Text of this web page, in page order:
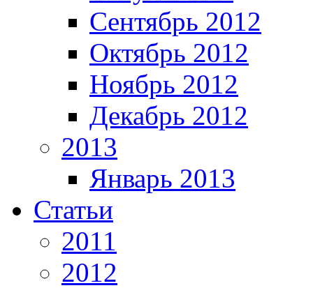
Сентябрь 2012
Октябрь 2012
Ноябрь 2012
Декабрь 2012
2013
Январь 2013
Статьи
2011
2012